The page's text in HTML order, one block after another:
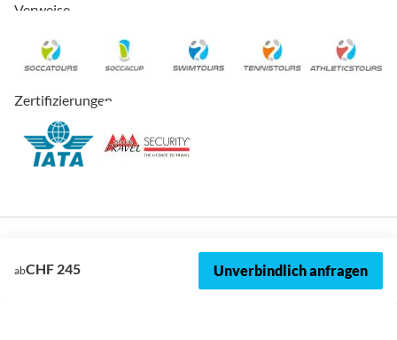
abCHF 245 Unverbindlich anfragen
Verweise
Zertifizierungen